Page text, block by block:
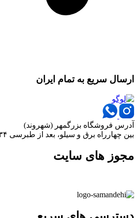
ارسال سریع به تمام ایران
آدرس فروشگاه بزرگمهر (شهروند)
بین چهارراه برق و سیلو، بعد از طبرسی ۳۴
مجوز های سایت